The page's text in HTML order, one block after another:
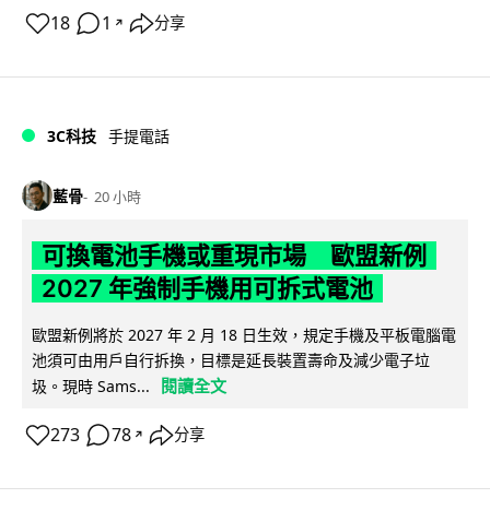
18 1 ↗ 分享
3C科技 手提電話
藍骨 20 小時
可換電池手機或重現市場 歐盟新例
2027 年強制手機用可拆式電池
歐盟新例將於 2027 年 2 月 18 日生效，規定手機及平板電腦電
池須可由用戶自行拆換，目標是延長裝置壽命及減少電子垃
圾。現時 Sams...
閱讀全文
273 78 ↗ 分享